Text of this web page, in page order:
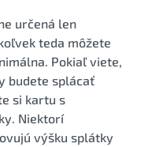
určená len
teda môžete
Pokiaľ viete,
budete splácať
si kartu s
Niektorí
výšku splátky